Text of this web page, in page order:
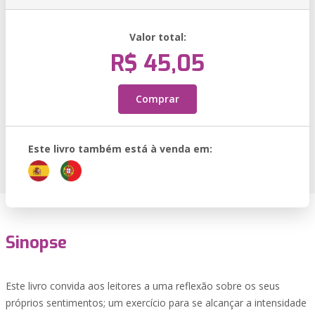
Valor total:
R$ 45,05
Comprar
Este livro também está à venda em:
Sinopse
Este livro convida aos leitores a uma reflexão sobre os seus
próprios sentimentos; um exercício para se alcançar a intensidade